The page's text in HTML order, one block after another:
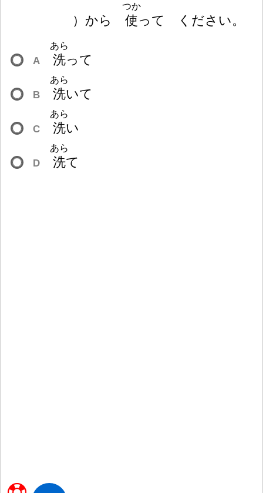
） から 使
つか
って ください。
A 洗
あら
って
B 洗
あら
いて
C 洗
あら
い
D 洗
あら
て